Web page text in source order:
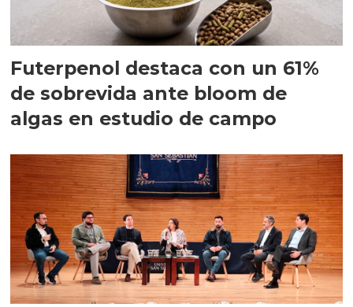
Futerpenol destaca con un 61%
de sobrevida ante bloom de
algas en estudio de campo